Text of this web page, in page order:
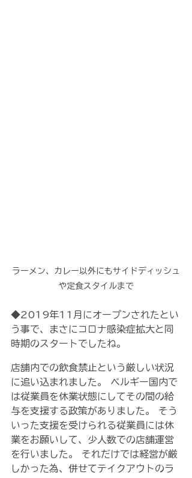
ラーメン、カレー以外にもサイドディッシュ
や定食スタイルまで
◆2019年11月にオープンされたとい
う事で、まさにコロナ感染症拡大と同
時期のスタートでしたね。
店舗内での飲食禁止という厳しい状況
に追い込まれました。 ベルギー国内で
は従業員を休業状態にしてその間の給
与を支援する政策がありました。 そう
いった支援を受けられる従業員には休
業をお願いして、少人数での店舗運営
を行いました。 それだけでは経営が厳
しかった為、併せてテイクアウトのラ